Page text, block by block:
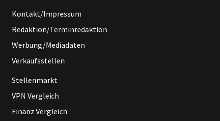
Kontakt/Impressum
Redaktion/Terminredaktion
Werbung/Mediadaten
Verkaufsstellen
Stellenmarkt
VPN Vergleich
Finanz Vergleich